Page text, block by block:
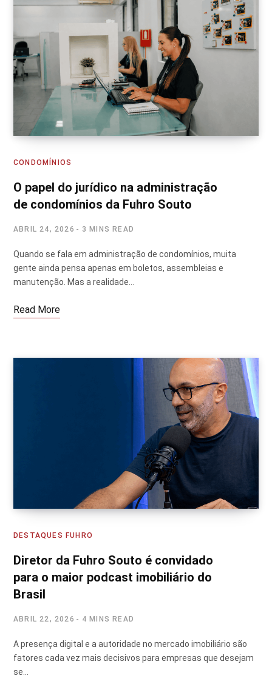
CONDOMÍNIOS
O papel do jurídico na administração
de condomínios da Fuhro Souto
ABRIL 24, 2026 3 MINS READ
Quando se fala em administração de condomínios, muita
gente ainda pensa apenas em boletos, assembleias e
manutenção. Mas a realidade…
Read More
DESTAQUES FUHRO
Diretor da Fuhro Souto é convidado
para o maior podcast imobiliário do
Brasil
ABRIL 22, 2026 4 MINS READ
A presença digital e a autoridade no mercado imobiliário são
fatores cada vez mais decisivos para empresas que desejam
se…